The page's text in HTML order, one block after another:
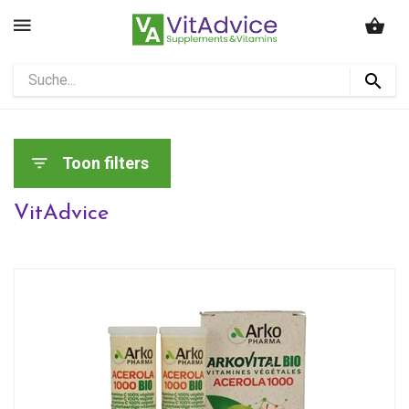
Toon filters
VitAdvice